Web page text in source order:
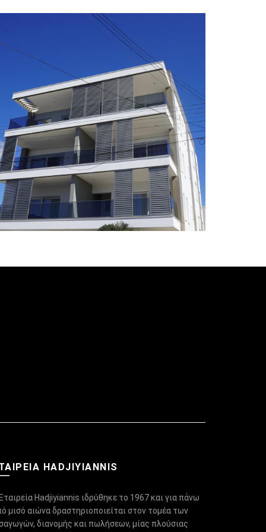
HADJIYIANNIS
Hadjiyiannis ιδρύθηκε το 1967 και για πάνω
μισό αιώνα δραστηριοποιείται στον τομέα των
διανομής και πωλήσεων, μίας πλούσιας